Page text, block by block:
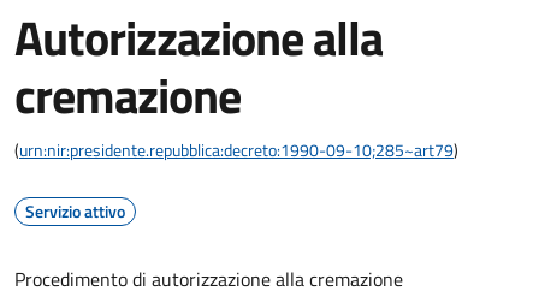
Autorizzazione alla
cremazione
(urn:nir:presidente.repubblica:decreto:1990-09-10;285~art79)
Servizio attivo
Procedimento di autorizzazione alla cremazione